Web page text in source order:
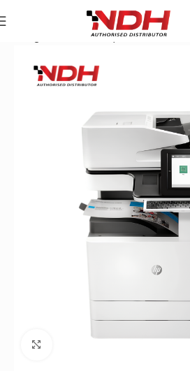
Danh Mục Sản Phẩm